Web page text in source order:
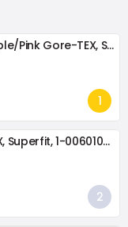
Dievčenské zimné topánky ICEBIRD Purple/Pink Gore-TEX, Superfit,1-006010-8510
Zimné dievčenské topánky ICEBIRD GTX, Superfit, 1-006010-8010, tmavomodrá